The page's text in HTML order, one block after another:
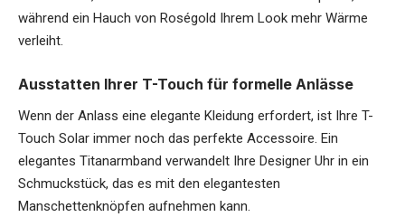
während ein Hauch von Roségold Ihrem Look mehr Wärme
verleiht.
Ausstatten Ihrer T-Touch für formelle Anlässe
Wenn der Anlass eine elegante Kleidung erfordert, ist Ihre T-
Touch Solar immer noch das perfekte Accessoire. Ein
elegantes Titanarmband verwandelt Ihre Designer Uhr in ein
Schmuckstück, das es mit den elegantesten
Manschettenknöpfen aufnehmen kann.